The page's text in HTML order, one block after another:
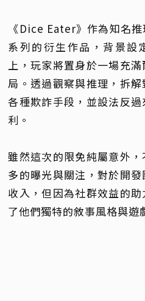
《Dice Eater》作為知名
系列的衍生作品，背景設
上，玩家將置身於一場充
局。透過觀察與推理，拆
各種欺詐手段，並設法反
利。
雖然這次的限免純屬意外
多的曝光與關注，對於開
收入，但因為社群效益的
了他們獨特的敘事風格與遊